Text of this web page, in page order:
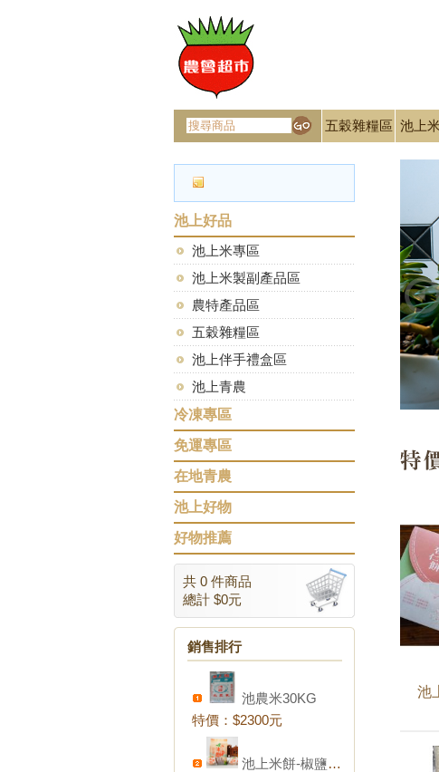
五穀雜糧區 池上
池上好品
池上米專區
池上米製副產品區
農特產品區
五穀雜糧區
池上伴手禮盒區
池上青農
冷凍專區
免運專區
在地青農
池上好物
好物推薦
共 0 件商品
總計 $0元
銷售排行
池農米30KG
特價： $2300元
池上米餅-椒鹽口味
池